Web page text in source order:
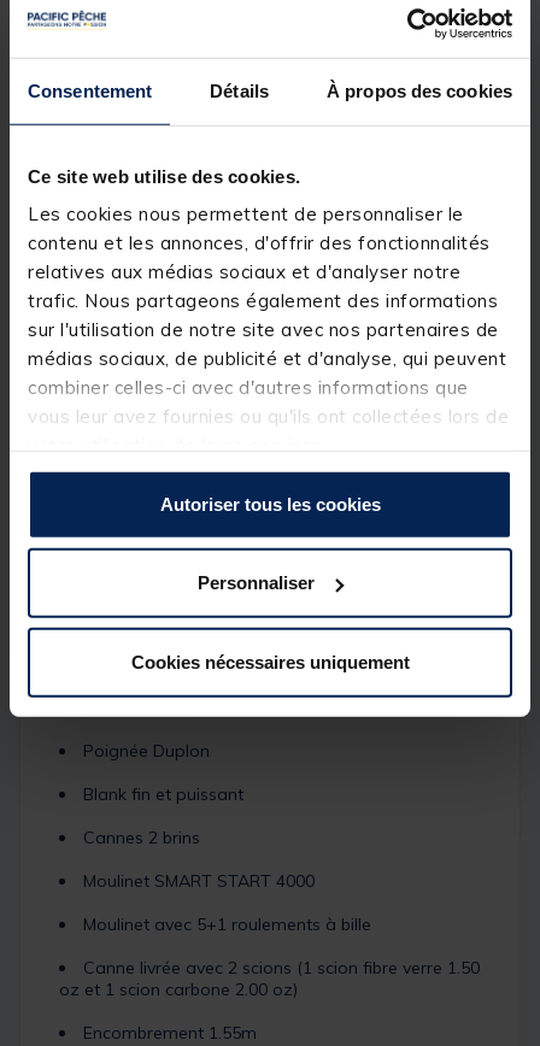
Consentement Détails À propos des cookies
Ce site web utilise des cookies.
Les cookies nous permettent de personnaliser le
contenu et les annonces, d'offrir des fonctionnalités
relatives aux médias sociaux et d'analyser notre
trafic. Nous partageons également des informations
sur l'utilisation de notre site avec nos partenaires de
médias sociaux, de publicité et d'analyse, qui peuvent
combiner celles-ci avec d'autres informations que
vous leur avez fournies ou qu'ils ont collectées lors de
Autoriser tous les cookies
Personnaliser
Cookies nécessaires uniquement
Description & détails
quelque soit les conditions de pêche. Un très bel
ensemble destiné aux pêcheurs souhaitant pratiquer
la pêche au feeder.
Dotée d’une action semi-parabolique, la canne
smart start est adaptée pour la pêche en étangs,
lacs, rivières et canaux. Parfaite pour traquer les
poissons blancs et les carpes de taille moyenne, la
canne est livrée avec 1 scion en fibre de verre en
1.50oz et 1 scion en carbone en 2.00 Oz.
Le moulinet en taille 4000 possède 5+1 roulements à
Détails
Caractéristiques :
Longueur canne : 3.00m
Carbone haute qualité
Anneaux tri-pattes
Poignée Duplon
Blank fin et puissant
Cannes 2 brins
Moulinet SMART START 4000
Moulinet avec 5+1 roulements à bille
Canne livrée avec 2 scions (1 scion fibre verre 1.50
oz et 1 scion carbone 2.00 oz)
Encombrement 1.55m